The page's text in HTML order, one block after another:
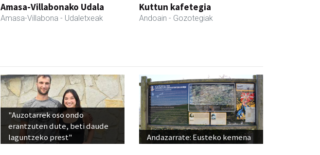
Amasa-Villabonako Udala
Amasa-Villabona - Udaletxeak
Kuttun kafetegia
Andoain - Gozotegiak
"Auzotarrek oso ondo
erantzuten dute, beti daude
laguntzeko prest"
Andazarrate: Eusteko kemena